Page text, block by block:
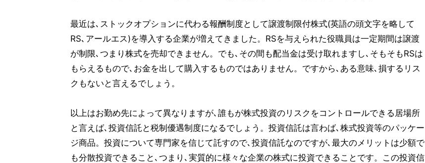
最近は､ストックオプションに代わる報酬制度として譲渡制限付株式(英語の頭文字を略して
RS､アールエス)を導入する企業が増えてきました。RSを与えられた役職員は一定期間は譲渡
が制限､つまり株式を売却できません。でも､その間も配当金は受け取れますし､そもそもRSは
もらえるもので､お金を出して購入するものではありません。ですから､ある意味､損するリス
クもないと言えるでしょう。
以上はお勤め先によって異なりますが､誰もが株式投資のリスクをコントロールできる居場所
と言えば､投資信託と税制優遇制度になるでしょう。投資信託は言わば､株式投資等のパッケー
ジ商品。投資について専門家を信じて託すので､投資信託なのですが､最大のメリットは少額で
も分散投資できること､つまり､実質的に様々な企業の株式に投資できることです。この投資信